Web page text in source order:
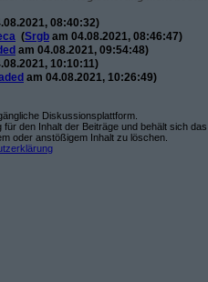
08:40:32)
(Srgb am 04.08.2021, 08:46:47)
am 04.08.2021, 09:54:48)
10:10:11)
am 04.08.2021, 10:26:49)
Diskussionsplattform.
den Inhalt der Beiträge und behält sich das
oder anstößigem Inhalt zu löschen.